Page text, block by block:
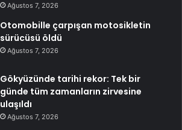
Ağustos 7, 2026
Otomobille çarpışan motosikletin
sürücüsü öldü
Ağustos 7, 2026
Gökyüzünde tarihi rekor: Tek bir
günde tüm zamanların zirvesine
ulaşıldı
Ağustos 7, 2026